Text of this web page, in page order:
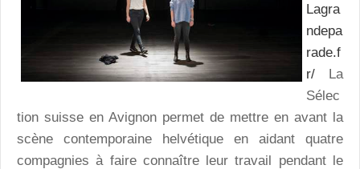
Lagra
ndepa
rade.f
r/ La
Sélec
tion suisse en Avignon permet de mettre en avant la
scène contemporaine helvétique en aidant quatre
compagnies à faire connaître leur travail pendant le